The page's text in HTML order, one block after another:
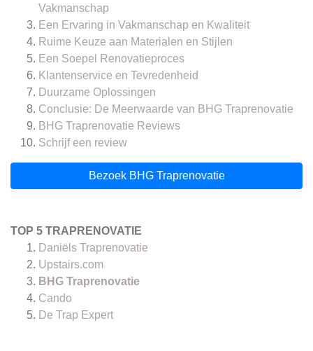
Vakmanschap
Een Ervaring in Vakmanschap en Kwaliteit
Ruime Keuze aan Materialen en Stijlen
Een Soepel Renovatieproces
Klantenservice en Tevredenheid
Duurzame Oplossingen
Conclusie: De Meerwaarde van BHG Traprenovatie
BHG Traprenovatie Reviews
Schrijf een review
Bezoek BHG Traprenovatie
TOP 5 TRAPRENOVATIE
Daniëls Traprenovatie
Upstairs.com
BHG Traprenovatie
Cando
De Trap Expert